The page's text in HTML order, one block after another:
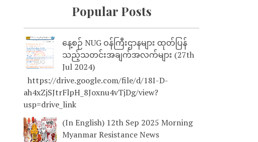
Popular Posts
နေ့စဉ် NUG ဝန်ကြီးဌာနများ ထုတ်ပြန်
သည့်သတင်းအချက်အလက်များ (27th
Jul 2024)
https://drive.google.com/file/d/18I-D-
ah4xZjSJtrFlpH_8Joxnu4vTjDg/view?
usp=drive_link
(In English) 12th Sep 2025 Morning
Myanmar Resistance News